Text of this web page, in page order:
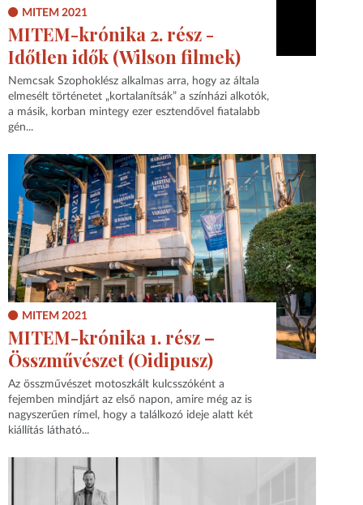
MITEM 2021
MITEM-krónika 2. rész -
Időtlen idők (Wilson filmek)
Nemcsak Szophoklész alkalmas arra, hogy az általa
elmesélt történetet „kortalanítsák” a színházi alkotók,
a másik, korban mintegy ezer esztendővel fiatalabb
gén...
MITEM 2021
MITEM-krónika 1. rész –
Összművészet (Oidipusz)
Az összművészet motoszkált kulcsszóként a
fejemben mindjárt az első napon, amire még az is
nagyszerűen rímel, hogy a találkozó ideje alatt két
kiállítás látható...